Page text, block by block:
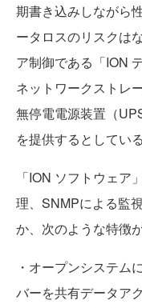
期書き込みしながら
ータロスのリスクは
ア制御である「ION
ネットワークストレ
無停電電源装置（
を提供するとしている
「ION ソフトウェ
理、SNMPによる監
か、次のような特徴
・オープンシステム
バーを共有データア